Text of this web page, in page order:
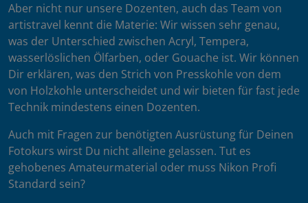
Aber nicht nur unsere Dozenten, auch das Team von
artistravel kennt die Materie: Wir wissen sehr genau,
was der Unterschied zwischen Acryl, Tempera,
wasserlöslichen Ölfarben, oder Gouache ist. Wir können
Dir erklären, was den Strich von Presskohle von dem
von Holzkohle unterscheidet und wir bieten für fast jede
Technik mindestens einen Dozenten.
Auch mit Fragen zur benötigten Ausrüstung für Deinen
Fotokurs wirst Du nicht alleine gelassen. Tut es
gehobenes Amateurmaterial oder muss Nikon Profi
Standard sein?